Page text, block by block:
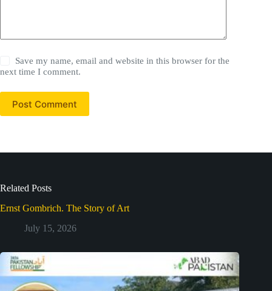
Save my name, email and website in this browser for the
next time I comment.
Post Comment
Related Posts
Ernst Gombrich. The Story of Art
July 15, 2026